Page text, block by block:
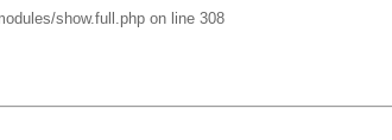
show.full.php on line 308